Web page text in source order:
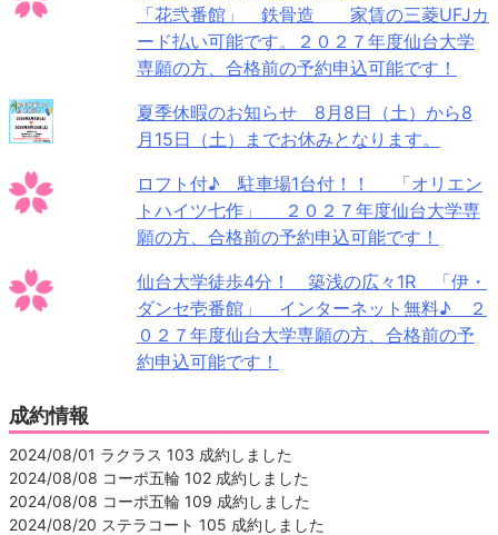
「花弐番館」 鉄骨造 家賃の三菱UFJカ
ード払い可能です。２０２７年度仙台大学
専願の方、合格前の予約申込可能です！
夏季休暇のお知らせ 8月8日（土）から8
月15日（土）までお休みとなります。
ロフト付♪ 駐車場1台付！！ 「オリエン
トハイツ七作」 ２０２７年度仙台大学専
願の方、合格前の予約申込可能です！
仙台大学徒歩4分！ 築浅の広々1R 「伊・
ダンセ壱番館」 インターネット無料♪ ２
０２７年度仙台大学専願の方、合格前の予
約申込可能です！
成約情報
2024/08/01 ラクラス 103 成約しました
2024/08/08 コーポ五輪 102 成約しました
2024/08/08 コーポ五輪 109 成約しました
2024/08/20 ステラコート 105 成約しました